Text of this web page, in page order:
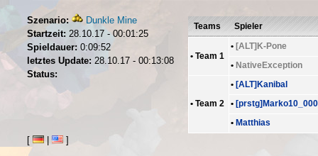
Szenario:
Dunkle Mine
Startzeit: 28.10.17 - 00:01:25
Spieldauer: 0:09:52
letztes Update: 28.10.17 - 00:13:08
Status:
Teams Spieler
• Team 1
• [ALT]K-Pone
• NativeException
• Team 2
• [ALT]Kanibal
• [prstg]Marko10_000
• Matthias
[ ]